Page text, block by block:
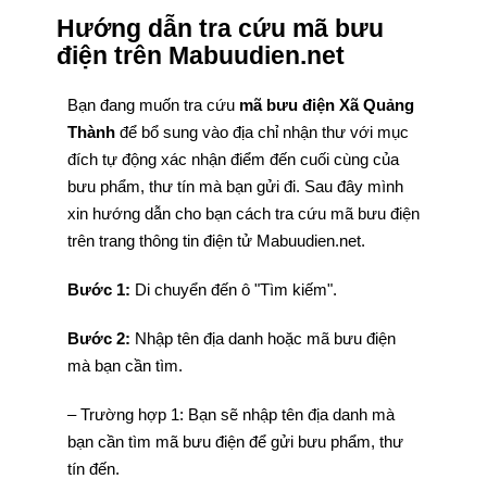
Hướng dẫn tra cứu mã bưu
điện trên Mabuudien.net
Bạn đang muốn tra cứu mã bưu điện Xã Quảng
Thành để bổ sung vào địa chỉ nhận thư với mục
đích tự động xác nhận điểm đến cuối cùng của
bưu phẩm, thư tín mà bạn gửi đi. Sau đây mình
xin hướng dẫn cho bạn cách tra cứu mã bưu điện
trên trang thông tin điện tử Mabuudien.net.
Bước 1: Di chuyển đến ô "Tìm kiếm".
Bước 2: Nhập tên địa danh hoặc mã bưu điện
mà bạn cần tìm.
– Trường hợp 1: Bạn sẽ nhập tên địa danh mà
bạn cần tìm mã bưu điện để gửi bưu phẩm, thư
tín đến.